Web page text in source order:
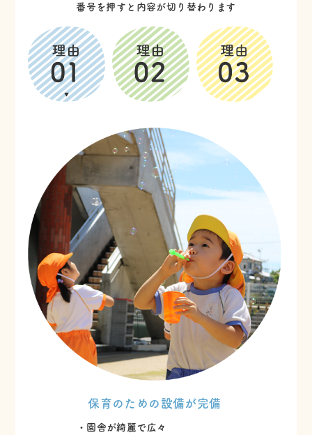
番号を押すと内容が切り替わります
保育のための設備が完備
・園舎が綺麗で広々